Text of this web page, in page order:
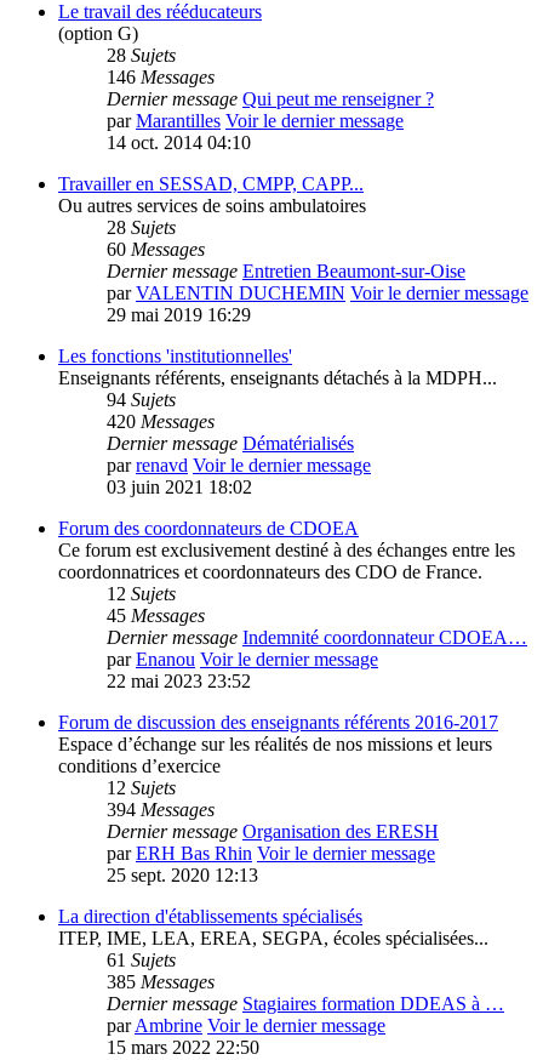
Le travail des rééducateurs
(option G)
28 Sujets
146 Messages
Dernier message Qui peut me renseigner ?
parMarantilles Voir le dernier message
14 oct. 2014 04:10
Travailler en SESSAD, CMPP, CAPP...
Ou autres services de soins ambulatoires
28 Sujets
60 Messages
Dernier message Entretien Beaumont-sur-Oise
parVALENTIN DUCHEMIN Voir le dernier message
29 mai 2019 16:29
Les fonctions 'institutionnelles'
Enseignants référents, enseignants détachés à la MDPH...
94 Sujets
420 Messages
Dernier message Dématérialisés
parrenavd Voir le dernier message
03 juin 2021 18:02
Forum des coordonnateurs de CDOEA
Ce forum est exclusivement destiné à des échanges entre les
coordonnatrices et coordonnateurs des CDO de France.
12 Sujets
45 Messages
Dernier message Indemnité coordonnateur CDOEA…
parEnanou Voir le dernier message
22 mai 2023 23:52
Forum de discussion des enseignants référents 2016-2017
Espace d’échange sur les réalités de nos missions et leurs
conditions d’exercice
12 Sujets
394 Messages
Dernier message Organisation des ERESH
parERH Bas Rhin Voir le dernier message
25 sept. 2020 12:13
La direction d'établissements spécialisés
ITEP, IME, LEA, EREA, SEGPA, écoles spécialisées...
61 Sujets
385 Messages
Dernier message Stagiaires formation DDEAS à …
parAmbrine Voir le dernier message
15 mars 2022 22:50